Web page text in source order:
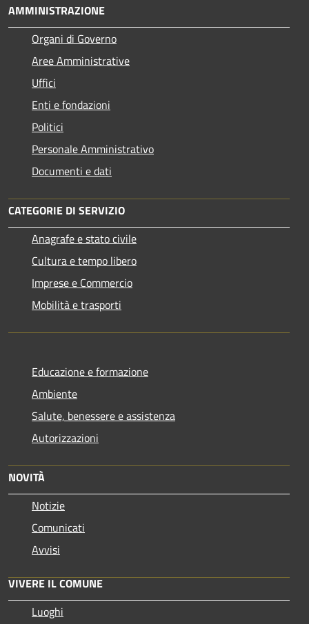
AMMINISTRAZIONE
Organi di Governo
Aree Amministrative
Uffici
Enti e fondazioni
Politici
Personale Amministrativo
Documenti e dati
CATEGORIE DI SERVIZIO
Anagrafe e stato civile
Cultura e tempo libero
Imprese e Commercio
Mobilità e trasporti
Educazione e formazione
Ambiente
Salute, benessere e assistenza
Autorizzazioni
NOVITÀ
Notizie
Comunicati
Avvisi
VIVERE IL COMUNE
Luoghi